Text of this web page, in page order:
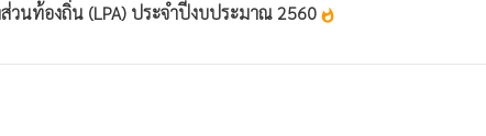
วนท้องถิ่น (LPA) ประจำปีงบประมาณ 2560 whatshot